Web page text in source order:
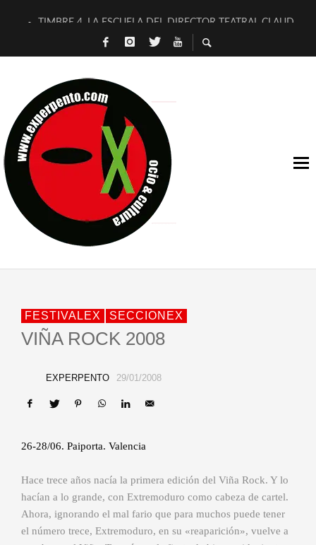
TIMBRE 4, LA ESCUELA DEL DIRECTOR TEATRAL CLAUDIO
30 AÑOS (NO ES NADA) DE LA KATARSIS DEL TOMATAZO
D’BALDOMEROS REINVENTAN [BITÁCORA 3.0] EN EXVITA
MARSHALL FLASH PRESENTA EN EXVITA [RELATIVA
JOFRE BARDAGÍ EN EXVITA INTERPRETANDO A SERRAT
YORCH PRESENTA [CURSO DE ARMONÍA PERSECUTORIA]
MAGALÍ SARE NOS EXPLICA [DESCASADA]
«NO TENGO PUTOS SUEÑOS»
FESTIVALEX SECCIONEX
VIÑA ROCK 2008
EXPERPENTO 29/01/2008
26-28/06. Paiporta. Valencia
Hace trece años nacía la primera edición del Viña Rock. Y lo
hacían a lo grande, con Extremoduro como cabeza de cartel.
Ahora, ignorando el mal fario que para muchos puede tener
el número trece, Extremoduro, en su «reaparición», vuelve a